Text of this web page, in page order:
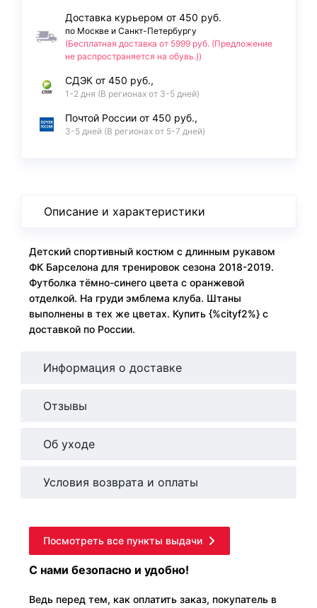
Доставка курьером от 450 руб.
по Москве и Санкт-Петербургу
(Бесплатная доставка от 5999 руб. (Предложение
не распространяется на обувь.))
СДЭК от 450 руб.,
1-2 дня (В регионах от 3-5 дней)
Почтой России от 450 руб.,
3-5 дней (В регионах от 5-7 дней)
Описание и характеристики
Детский спортивный костюм с длинным рукавом
ФК Барселона для тренировок сезона 2018-2019.
Футболка тёмно-синего цвета с оранжевой
отделкой. На груди эмблема клуба. Штаны
выполнены в тех же цветах. Купить {%cityf2%} с
доставкой по России.
Информация о доставке
Отзывы
Об уходе
Условия возврата и оплаты
Посмотреть все пункты выдачи
С нами безопасно и удобно!
Ведь перед тем, как оплатить заказ, покупатель в